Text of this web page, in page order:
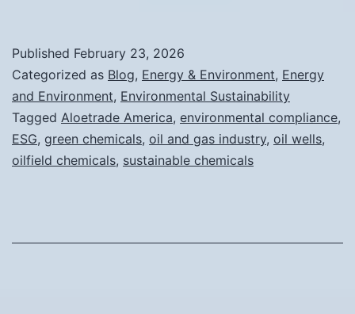
Chemicals
Published February 23, 2026
Categorized as Blog, Energy & Environment, Energy
and Environment, Environmental Sustainability
Tagged Aloetrade America, environmental compliance,
ESG, green chemicals, oil and gas industry, oil wells,
oilfield chemicals, sustainable chemicals